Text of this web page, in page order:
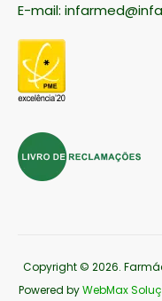
E-mail:
Copyright © 2026.
Powered byWebMax